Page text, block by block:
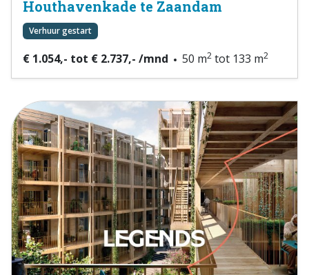
Houthavenkade te Zaandam
Verhuur gestart
€ 1.054,- tot € 2.737,- /mnd 50 m2 tot 133 m2